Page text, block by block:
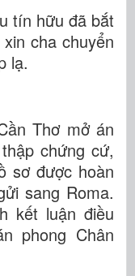
tín hữu đã bắt
cha chuyển
lạ.
Thơ mở án
chứng cứ,
sơ được hoàn
sang Roma.
kết luận điều
phong Chân